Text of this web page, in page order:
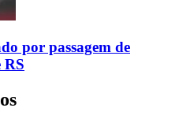
por passagem de
RS